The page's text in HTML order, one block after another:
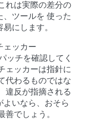
れは実際の差分の
、ツールを 使った
にします。
ェッカー
ッチを確認してく
ェッカーは指針に
代わるものではな
違反が指摘される
よいなら、おそら
善でしょう。